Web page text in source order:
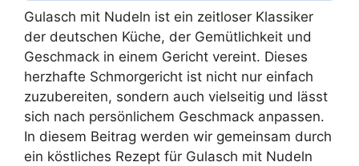
Gulasch mit Nudeln ist ein zeitloser Klassiker
der deutschen Küche, der Gemütlichkeit und
Geschmack in einem Gericht vereint. Dieses
herzhafte Schmorgericht ist nicht nur einfach
zuzubereiten, sondern auch vielseitig und lässt
sich nach persönlichem Geschmack anpassen.
In diesem Beitrag werden wir gemeinsam durch
ein köstliches Rezept für Gulasch mit Nudeln